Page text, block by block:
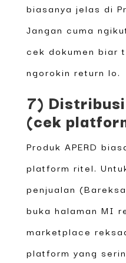
biasanya jelas di
Jangan cuma
cek dokumen biar
ngorokin return lo.
7)
(cek
Produk APERD
platform ritel.
penjualan
buka halaman MI
marketplace
platform yang